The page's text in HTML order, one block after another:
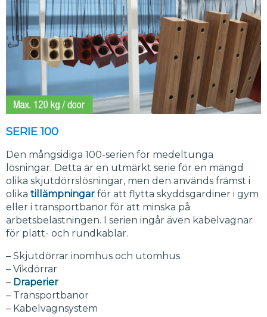
SERIE 100
Den mångsidiga 100-serien för medeltunga
lösningar. Detta är en utmärkt serie för en mängd
olika skjutdörrslösningar, men den används främst i
olika tillämpningar för att flytta skyddsgardiner i gym
eller i transportbanor för att minska på
arbetsbelastningen. I serien ingår även kabelvagnar
för platt- och rundkablar.
– Skjutdörrar inomhus och utomhus
– Vikdörrar
– Draperier
– Transportbanor
– Kabelvagnsystem